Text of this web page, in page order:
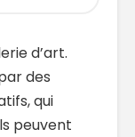
d’art.
des
qui
peuvent